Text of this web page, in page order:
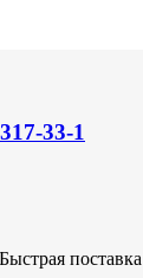
33-1
поставка